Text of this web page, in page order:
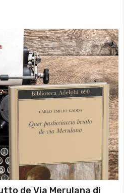
de Via Merulana di